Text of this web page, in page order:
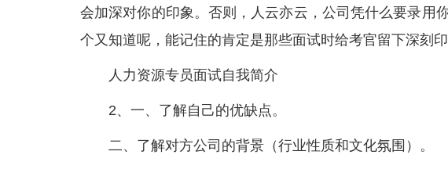
会加深对你的印象。否则，人云亦云，公司凭什么要录用
个又知道呢，能记住的肯定是那些面试时给考官留下深刻
人力资源专员面试自我简介
2、一、了解自己的优缺点。
二、了解对方公司的背景（行业性质和文化氛围）。